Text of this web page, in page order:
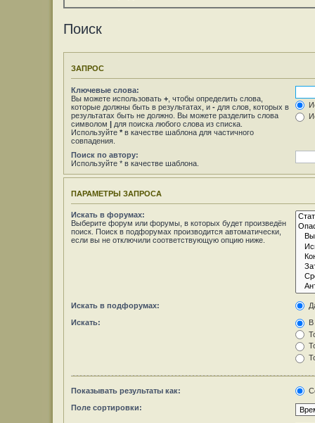
Поиск
ЗАПРОС
Ключевые слова:
Вы можете использовать + , чтобы определить слова,
которые должны быть в результатах, и - для слов, которых в
результатах быть не должно. Вы можете разделить слова
символом | для поиска любого слова из списка.
Используйте * в качестве шаблона для частичного
совпадения.
Поиск по автору:
Используйте * в качестве шаблона.
ПАРАМЕТРЫ ЗАПРОСА
Искать в форумах:
Выберите форум или форумы, в которых будет произведён
поиск. Поиск в подфорумах производится автоматически,
если вы не отключили соответствующую опцию ниже.
Искать в подфорумах:
Искать:
В
Показывать результаты как:
Поле сортировки: